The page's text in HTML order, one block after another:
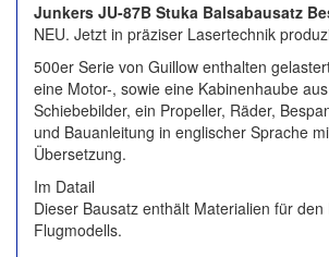
Junkers JU-87B Stuka Balsabausatz
NEU. Jetzt in präziser Lasertechnik
500er Serie von Guillow enthalten
eine Motor-, sowie eine Kabinenhaube
Schiebebilder, ein Propeller, Räder,
und Bauanleitung in englischer Sprache
Übersetzung.
Im Datail
Dieser Bausatz enthält Materialien für den
Flugmodells.